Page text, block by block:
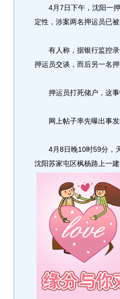
4月7日下午，沈阳一押
定性，涉案两名押运员已被
有人称，据银行监控录
押运员交谈，而后另一名
押运员打死储户，这事
网上帖子率先曝出事发
4月8日晚10时59分，天
沈阳苏家屯区枫杨路上一